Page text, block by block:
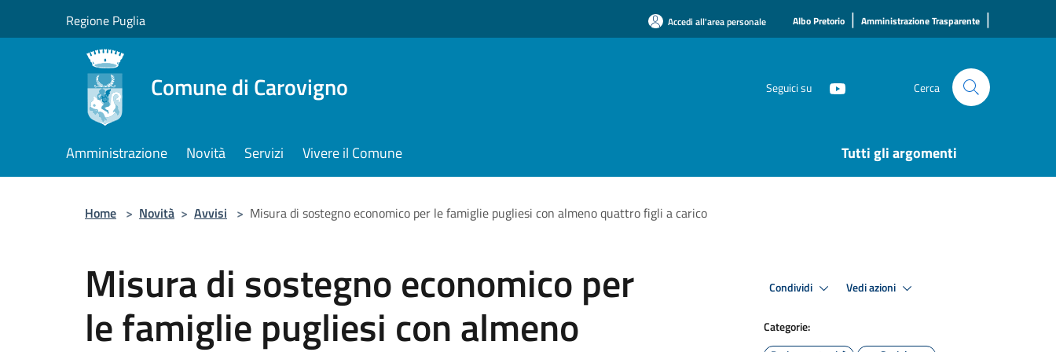
Regione Puglia Accedi all'area personale Albo Pretorio | Amministrazione Trasparente |
Comune di Carovigno Seguici su Cerca
Amministrazione Novità Servizi Vivere il Comune Tutti gli argomenti
Home > Novità > Avvisi > Misura di sostegno economico per le famiglie pugliesi con almeno quattro figli a carico
Misura di sostegno economico per
le famiglie pugliesi con almeno
Condividi Vedi azioni
Categorie: